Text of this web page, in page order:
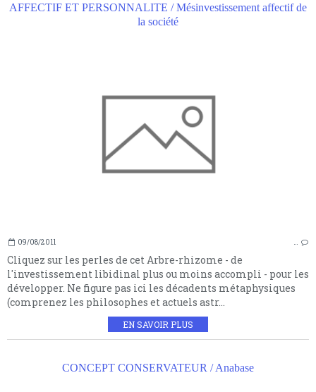
AFFECTIF ET PERSONNALITE / Mésinvestissement affectif de
la société
09/08/2011 …
Cliquez sur les perles de cet Arbre-rhizome - de
l'investissement libidinal plus ou moins accompli - pour les
développer. Ne figure pas ici les décadents métaphysiques
(comprenez les philosophes et actuels astr...
EN SAVOIR PLUS
CONCEPT CONSERVATEUR / Anabase